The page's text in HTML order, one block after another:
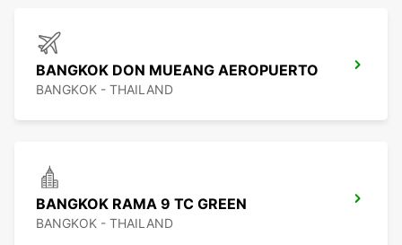
BANGKOK DON MUEANG AEROPUERTO
BANGKOK - THAILAND
BANGKOK RAMA 9 TC GREEN
BANGKOK - THAILAND